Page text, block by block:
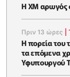
Η XM αρωγός
Πριν 13 ώρες |
Η πορεία του
τα επόμενα
Υφυπουργού